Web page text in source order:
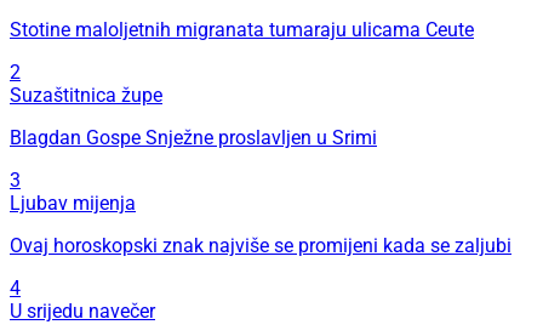
Stotine maloljetnih migranata tumaraju ulicama Ceute
2
Suzaštitnica župe
Blagdan Gospe Snježne proslavljen u Srimi
3
Ljubav mijenja
Ovaj horoskopski znak najviše se promijeni kada se zaljubi
4
U srijedu navečer